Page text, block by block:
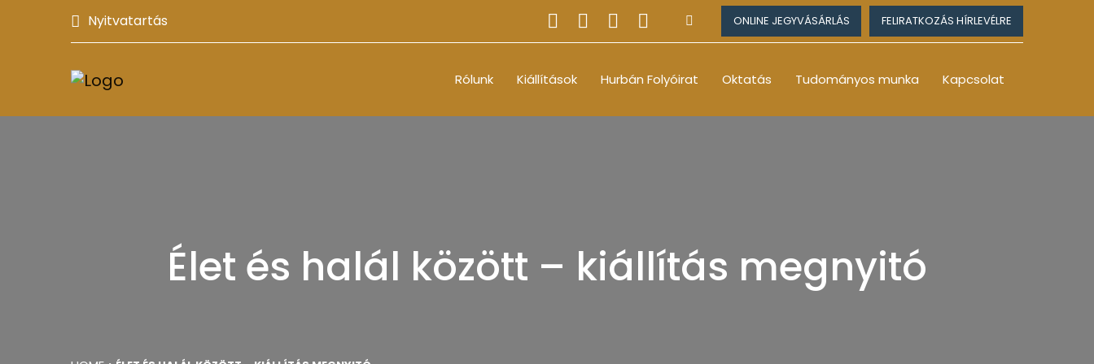
Nyitvatartás ONLINE JEGYVÁSÁRLÁS FELIRATKOZÁS HÍRLEVÉLRE
Rólunk Kiállítások Hurbán Folyóirat Oktatás Tudományos munka Kapcsolat
Élet és halál között – kiállítás megnyitó